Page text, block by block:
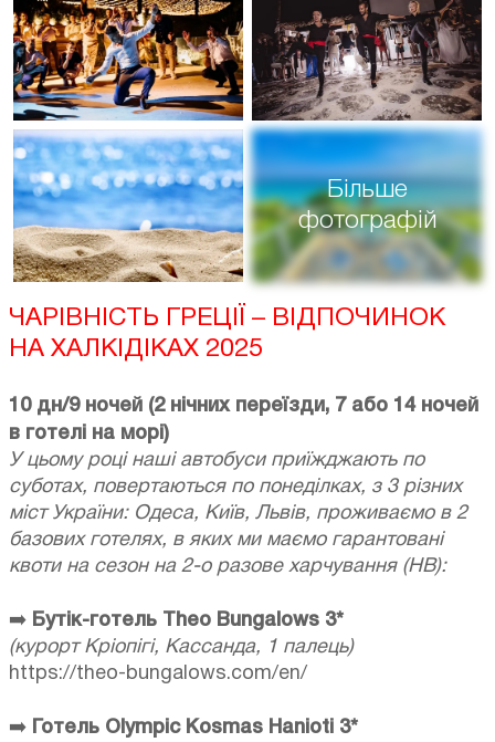
Більше
фотографій
ЧАРІВНІСТЬ ГРЕЦІЇ – ВІДПОЧИНОК
НА ХАЛКІДІКАХ 2025
10 дн/9 ночей (2 нічних переїзди, 7 або 14 ночей
в готелі на морі)
У цьому році наші автобуси приїжджають по
суботах, повертаються по понеділках, з 3 різних
міст України: Одеса, Київ, Львів, проживаємо в 2
базових готелях, в яких ми маємо гарантовані
квоти на сезон на 2-о разове харчування (НВ):
➡️ Бутік-готель Theo Bungalows 3*
(курорт Кріопігі, Кассанда, 1 палець)
https://theo-bungalows.com/en/
➡️ Готель Olympic Kosmas Hanioti 3*